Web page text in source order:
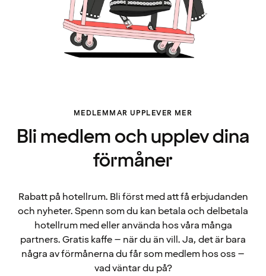
MEDLEMMAR UPPLEVER MER
Bli medlem och upplev dina
förmåner
Rabatt på hotellrum. Bli först med att få erbjudanden
och nyheter. Spenn som du kan betala och delbetala
hotellrum med eller använda hos våra många
partners. Gratis kaffe – när du än vill. Ja, det är bara
några av förmånerna du får som medlem hos oss –
vad väntar du på?